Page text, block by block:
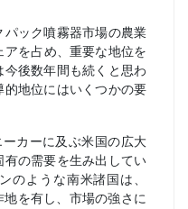
ック噴霧器市場の農業
を占め、重要な地位を
後数年間も続くと思わ
地位にはいくつかの要
カーに及ぶ米国の広大
の需要を生み出してい
のような南米諸国は、
を有し、市場の強さに